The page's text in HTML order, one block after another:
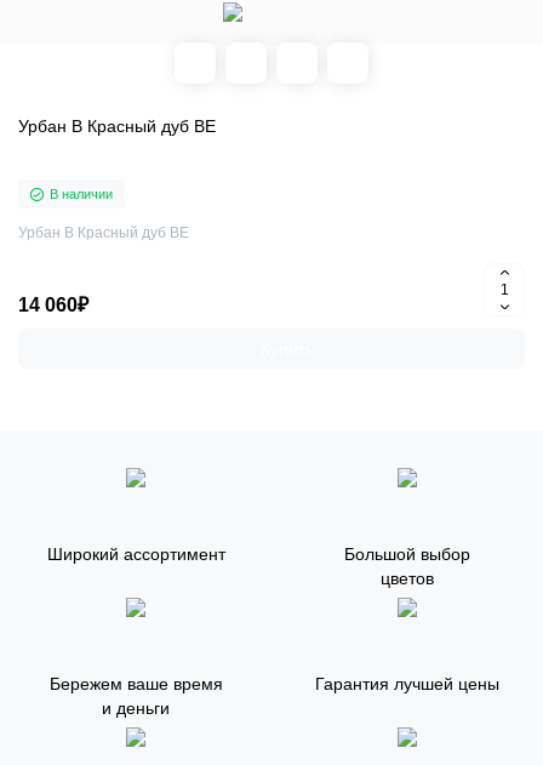
Урбан В Красный дуб BE
В наличии
Урбан В Красный дуб BE
14 060₽
Широкий ассортимент
Большой выбор
цветов
Бережем ваше время
и деньги
Гарантия лучшей цены